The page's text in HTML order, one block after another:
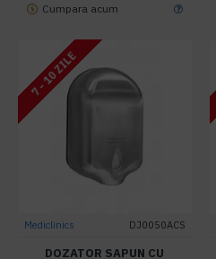
Cumpara acum
7 - 10 ZILE
Mediclinics DJ0050ACS
DOZATOR SAPUN CU